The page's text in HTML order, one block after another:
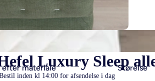
efter materiale Størelse
Luxury Sleep
inden kl 14:00 for afsendelse i dag